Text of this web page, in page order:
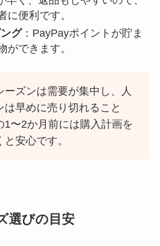
に便利です。
グ：PayPayポイントが貯ま
ができます。
ーズンは需要が集中し、人
は早めに売り切れること
1〜2か月前には購入計画を
安心です。
選びの目安